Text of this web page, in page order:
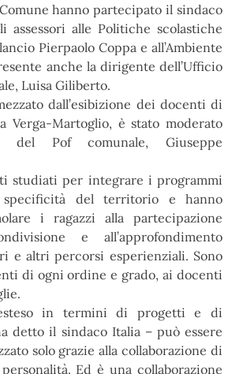
hanno partecipato ilsindaco
assessori alle Politiche scolastiche
Pierpaolo Coppa e all’Ambiente
anche la dirigente dell’Ufficio
Luisa Giliberto.
dall’esibizione dei docenti di
Verga-Martoglio, è stato moderato
del Pof comunale, Giuseppe
studiati per integrare i programmi
del territorio e hanno
i ragazzi alla partecipazione
e all’approfondimento
e altri percorsi esperienziali. Sono
di ogni ordine e grado, ai docenti
in termini di progetti e di
detto il sindaco Italia – può essere
solo grazie alla collaborazione di
Ed è una collaborazione